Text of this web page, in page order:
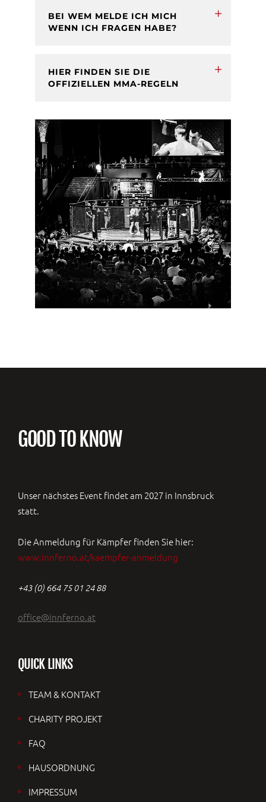
BEI WEM MELDE ICH MICH
WENN ICH FRAGEN HABE?
HIER FINDEN SIE DIE
OFFIZIELLEN MMA-REGELN
GOOD TO KNOW
Unser nächstes Event findet am 2027 in Innsbruck
statt.
Die Anmeldung für Kämpfer finden Sie hier:
www.innferno.at/kaempfer-anmeldung
+43 (0) 664 75 01 24 88
office@innferno.at
QUICK LINKS
TEAM & KONTAKT
CHARITY PROJEKT
FAQ
HAUSORDNUNG
IMPRESSUM